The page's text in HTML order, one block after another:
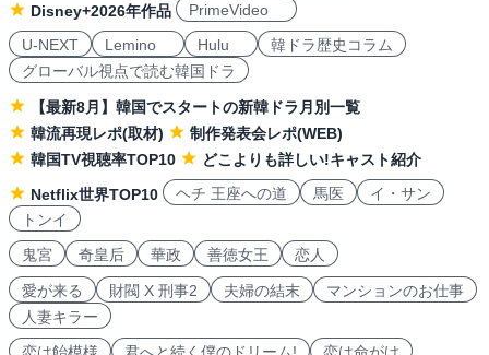
Disney+2026年作品
PrimeVideo
U-NEXT
Lemino Hulu
韓ドラ歴史コラム
グローバル視点で読む韓国ドラ
【最新8月】韓国でスタートの新韓ドラ月別一覧
韓流再現レポ(取材)
制作発表会レポ(WEB)
韓国TV視聴率TOP10
どこよりも詳しい!キャスト紹介
Netflix世界TOP10
ヘチ 王座への道 馬医
イ・サン
トンイ
鬼宮
奇皇后 華政 善徳女王 恋人
愛が来る 財閥 X 刑事2 夫婦の結末
マンションのお仕事
人妻キラー